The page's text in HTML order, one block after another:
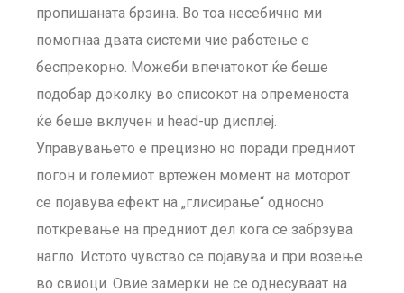
пропишаната брзина. Во тоа несебично ми
помогнаа двата системи чие работење е
беспрекорно. Можеби впечатокот ќе беше
подобар доколку во списокот на опременоста
ќе беше вклучен и head-up дисплеј.
Управувањето е прецизно но поради предниот
погон и големиот вртежен момент на моторот
се појавува ефект на „глисирање“ односно
поткревање на предниот дел кога се забрзува
нагло. Истото чувство се појавува и при возење
во свиоци. Овие замерки не се однесуваат на